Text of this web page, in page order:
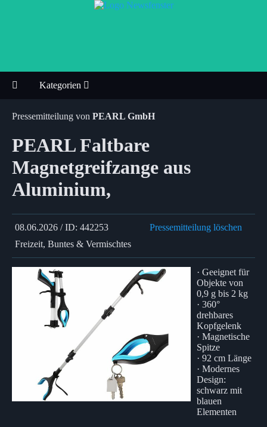
Kategorien
Pressemitteilung von PEARL GmbH
PEARL Faltbare
Magnetgreifzange aus
Aluminium,
08.06.2026 / ID: 442253
Pressemitteilung löschen
Freizeit, Buntes & Vermischtes
· Geeignet für
Objekte von
0,9 g bis 2 kg
· 360°
drehbares
Kopfgelenk
· Magnetische
Spitze
· 92 cm Länge
· Modernes
Design:
schwarz mit
blauen
Elementen